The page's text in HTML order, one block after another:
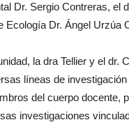
Dr. Sergio Contreras, el
Ecología Dr. Ángel Urzúa
la dra Tellier y el dr.
líneas de
del cuerpo docente,
investigaciones